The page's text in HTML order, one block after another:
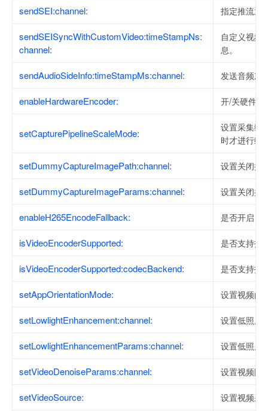
sendSEI:channel: 指定推流通
sendSEISyncWithCustomVideo:timeStampNs:
channel:
自定义视频
息。
sendAudioSideInfo:timeStampMs:channel: 发送音频次
enableHardwareEncoder: 开/关硬件编
setCapturePipelineScaleMode:
设置采集缩
时才进行缩
setDummyCaptureImagePath:channel: 设置关闭摄
setDummyCaptureImageParams:channel: 设置关闭摄
enableH265EncodeFallback: 是否开启
isVideoEncoderSupported: 是否支持指
isVideoEncoderSupported:codecBackend: 是否支持指
setAppOrientationMode: 设置视频的
setLowlightEnhancement:channel: 设置低照度
setLowlightEnhancementParams:channel: 设置低照度
setVideoDenoiseParams:channel: 设置视频降
setVideoSource: 设置视频采